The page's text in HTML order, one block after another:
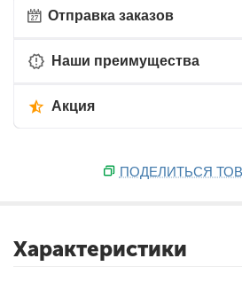
Отправка заказов
Наши преимущества
Акция
ПОДЕЛИТЬСЯ
Характеристики